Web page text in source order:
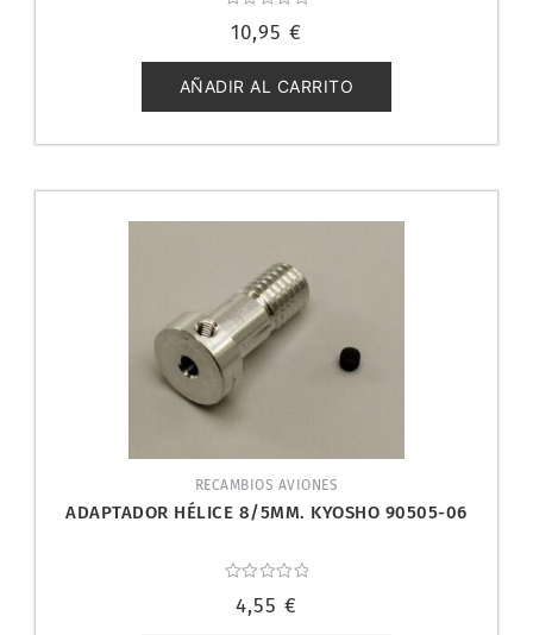
con
de
5
10,95 €
AÑADIR AL CARRITO
RECAMBIOS AVIONES
ADAPTADOR HÉLICE 8/5MM. KYOSHO 90505-06
con
4,55 €